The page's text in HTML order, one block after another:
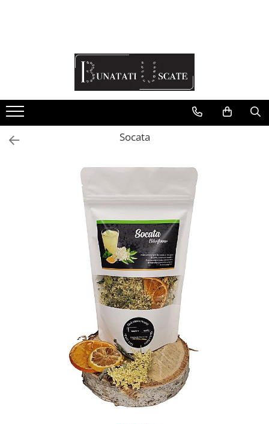
Condimente
Fructe
Pulberi
Socata